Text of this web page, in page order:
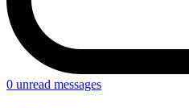
0 unread messages